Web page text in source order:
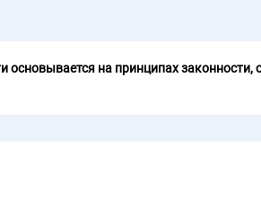
на принципах законности,